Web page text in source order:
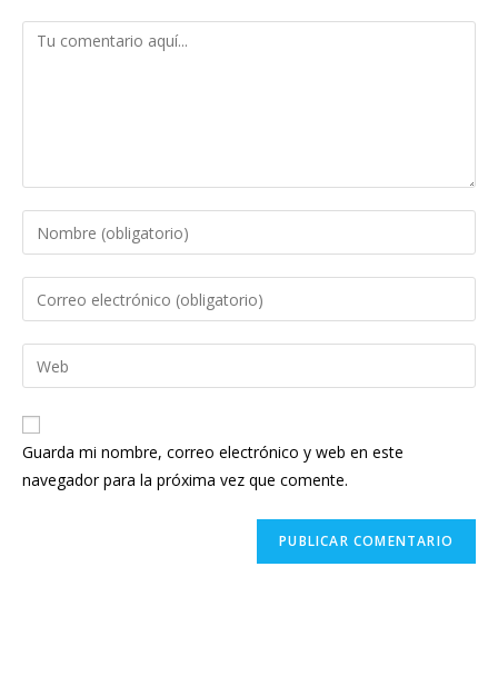
Comentario
Introduce
tu
nombre
de
usuario
para
comentar
Introduce
tu
dirección
de
electrónico
para
comentar
Introduce
la
URL
de
Guarda mi nombre, correo electrónico y web en este
navegador para la próxima vez que comente.